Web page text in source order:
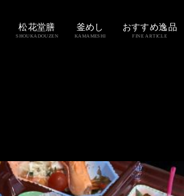
松花堂膳
SHOUKADOUZEN
釜めし
KAMAMESHI
おすすめ逸品
FINE ARTICLE